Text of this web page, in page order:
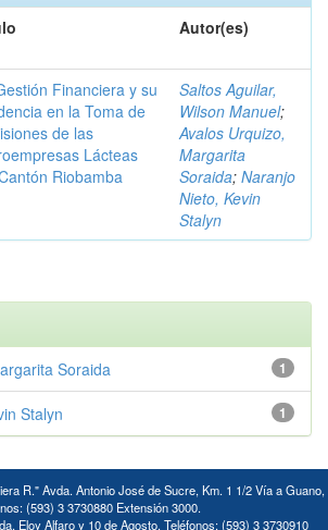
Autor(es)
Financiera y su
en la Toma de
de las
Lácteas
Riobamba
Saltos Aguilar,
Wilson Manuel;
Avalos Urquizo,
Margarita
Soraida; Naranjo
Nieto, Kevin
Stalyn
1
Soraida
1
Stalyn
R." Avda. Antonio José de Sucre, Km. 1 1/2 Vía a Guano,
(593) 3 3730880 Extensión 3000.
Eloy Alfaro y 10 de Agosto. Teléfonos: (593) 3 3730910